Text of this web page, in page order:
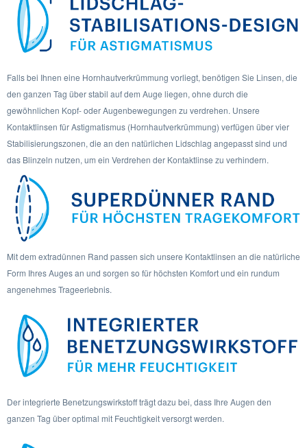
Falls bei Ihnen eine Hornhautverkrümmung vorliegt, benötigen Sie Linsen, die
den ganzen Tag über stabil auf dem Auge liegen, ohne durch die
gewöhnlichen Kopf- oder Augenbewegungen zu verdrehen. Unsere
Kontaktlinsen für Astigmatismus (Hornhautverkrümmung) verfügen über vier
Stabilisierungszonen, die an den natürlichen Lidschlag angepasst sind und
das Blinzeln nutzen, um ein Verdrehen der Kontaktlinse zu verhindern.
Mit dem extradünnen Rand passen sich unsere Kontaktlinsen an die natürliche
Form Ihres Auges an und sorgen so für höchsten Komfort und ein rundum
angenehmes Trageerlebnis.
Der integrierte Benetzungswirkstoff trägt dazu bei, dass Ihre Augen den
ganzen Tag über optimal mit Feuchtigkeit versorgt werden.